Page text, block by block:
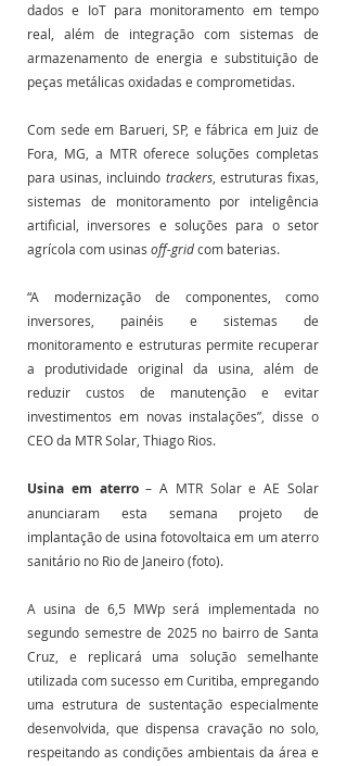
dados e IoT para monitoramento em tempo
real, além de integração com sistemas de
armazenamento de energia e substituição de
peças metálicas oxidadas e comprometidas.
Com sede em Barueri, SP, e fábrica em Juiz de
Fora, MG, a MTR oferece soluções completas
para usinas, incluindo trackers, estruturas fixas,
sistemas de monitoramento por inteligência
artificial, inversores e soluções para o setor
agrícola com usinas off-grid com baterias.
“A modernização de componentes, como
inversores, painéis e sistemas de
monitoramento e estruturas permite recuperar
a produtividade original da usina, além de
reduzir custos de manutenção e evitar
investimentos em novas instalações”, disse o
CEO da MTR Solar, Thiago Rios.
Usina em aterro – A MTR Solar e AE Solar
anunciaram esta semana projeto de
implantação de usina fotovoltaica em um aterro
sanitário no Rio de Janeiro (foto).
A usina de 6,5 MWp será implementada no
segundo semestre de 2025 no bairro de Santa
Cruz, e replicará uma solução semelhante
utilizada com sucesso em Curitiba, empregando
uma estrutura de sustentação especialmente
desenvolvida, que dispensa cravação no solo,
respeitando as condições ambientais da área e